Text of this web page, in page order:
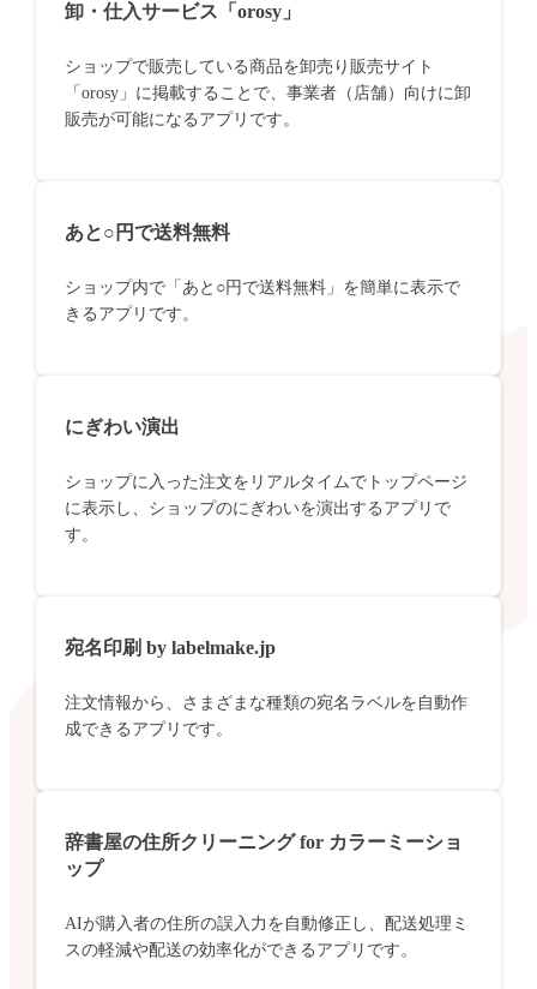
卸・仕入サービス「orosy」
ショップで販売している商品を卸売り販売サイト
「orosy」に掲載することで、事業者（店舗）向けに卸
販売が可能になるアプリです。
あと○円で送料無料
ショップ内で「あと○円で送料無料」を簡単に表示で
きるアプリです。
にぎわい演出
ショップに入った注文をリアルタイムでトップページ
に表示し、ショップのにぎわいを演出するアプリで
す。
宛名印刷 by labelmake.jp
注文情報から、さまざまな種類の宛名ラベルを自動作
成できるアプリです。
辞書屋の住所クリーニング for カラーミーショ
ップ
AIが購入者の住所の誤入力を自動修正し、配送処理ミ
スの軽減や配送の効率化ができるアプリです。